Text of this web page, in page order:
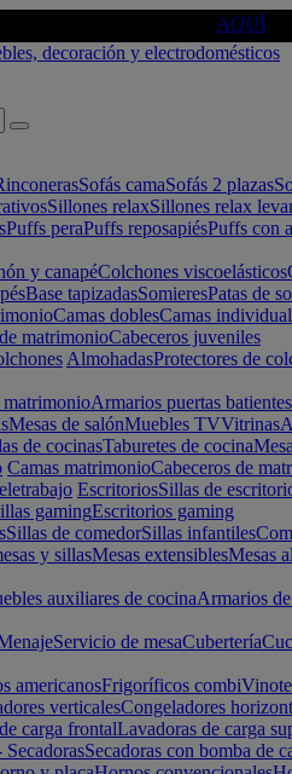
AQUÍ
Sofás camaSofás 2 plazas
Sillones relaxSillones relax
Puffs peraPuffs reposapiésPuffs con
y canapéColchones viscoelásticos
Base tapizadasSomieresPatas de
Camas doblesCamas
matrimonioCabeceros juveniles
AlmohadasProtectores de
Armarios puertas batientes
Mesas de salónMuebles TVVitrinas
de cocinasTaburetes de cocina
Camas matrimonioCabeceros de
EscritoriosSillas de
gamingEscritorios gaming
Sillas de comedorSillas infantiles
y sillasMesas extensiblesMesas
auxiliares de cocinaArmarios
Servicio de mesaCubertería
americanosFrigoríficos combi
verticalesCongeladores
carga frontalLavadoras de carga
Secadoras con bomba de